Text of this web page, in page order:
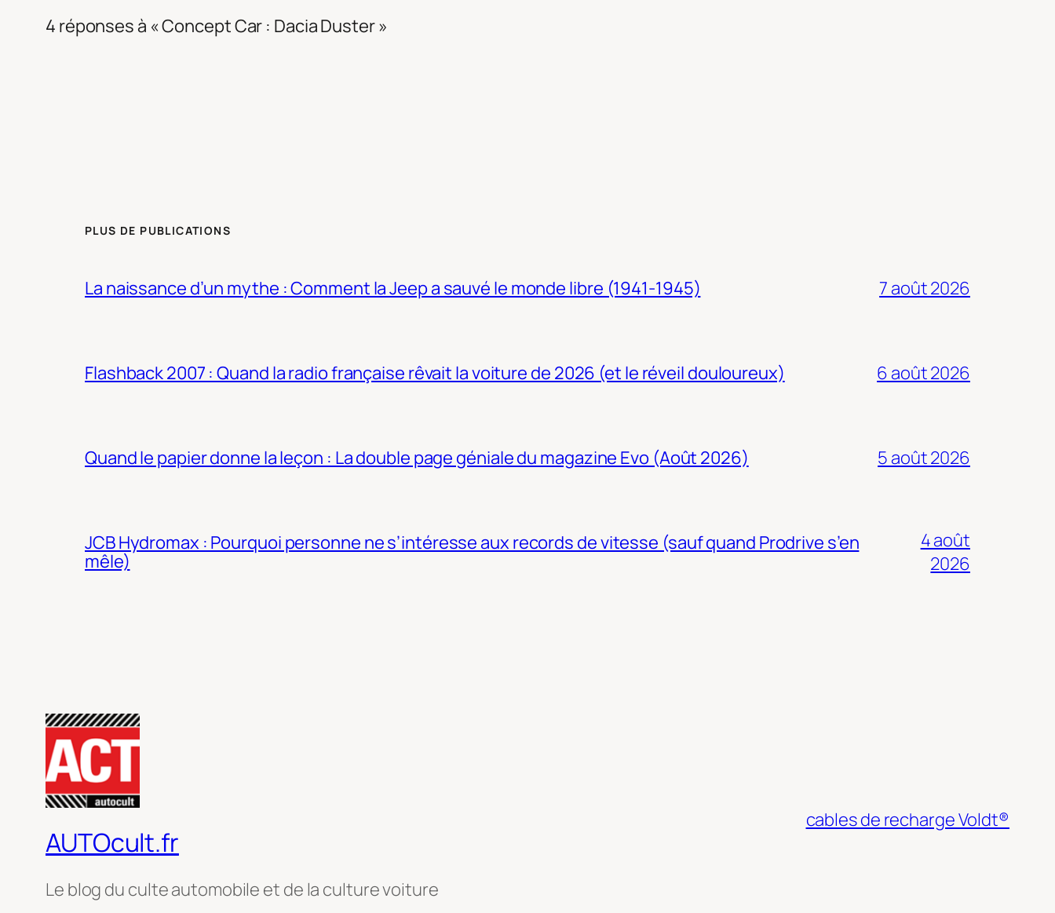
4 réponses à « Concept Car : Dacia Duster »
PLUS DE PUBLICATIONS
La naissance d’un mythe : Comment la Jeep a sauvé le monde libre (1941-1945) 7 août 2026
Flashback 2007 : Quand la radio française rêvait la voiture de 2026 (et le réveil douloureux) 6 août 2026
Quand le papier donne la leçon : La double page géniale du magazine Evo (Août 2026) 5 août 2026
JCB Hydromax : Pourquoi personne ne s’intéresse aux records de vitesse (sauf quand Prodrive s’en
mêle)
4 août
2026
AUTOcult.fr
Le blog du culte automobile et de la culture voiture
cables de recharge Voldt®